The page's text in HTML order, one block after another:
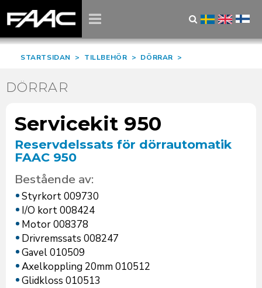
STARTSIDAN > TILLBEHÖR > DÖRRAR >
DÖRRAR
Servicekit 950
Reservdelssats för dörrautomatik
FAAC 950
Bestående av:
Styrkort 009730
I/O kort 008424
Motor 008378
Drivremssats 008247
Gavel 010509
Axelkoppling 20mm 010512
Glidkloss 010513